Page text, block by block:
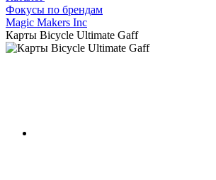
Фокусы по брендам
Magic Makers Inc
Карты Bicycle Ultimate Gaff